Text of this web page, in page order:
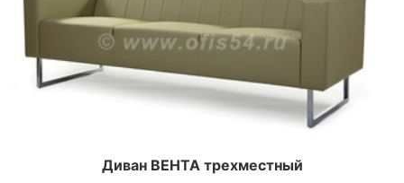
Диван ВЕНТА трехместный